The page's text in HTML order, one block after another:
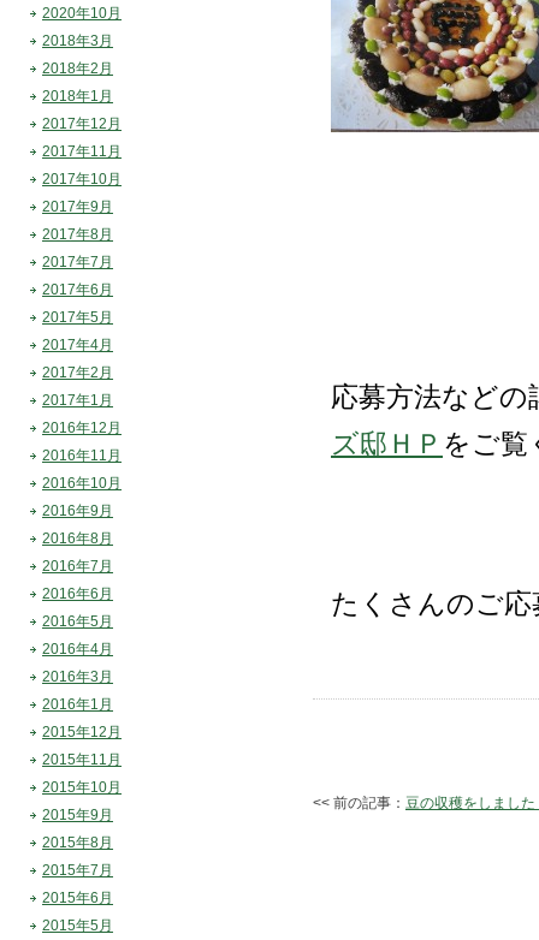
応募方法など
ズ邸ＨＰ をご覧
たくさんのご
<< 前の記事： 豆の収穫をしました
2020年10月
2018年3月
2018年2月
2018年1月
2017年12月
2017年11月
2017年10月
2017年9月
2017年8月
2017年7月
2017年6月
2017年5月
2017年4月
2017年2月
2017年1月
2016年12月
2016年11月
2016年10月
2016年9月
2016年8月
2016年7月
2016年6月
2016年5月
2016年4月
2016年3月
2016年1月
2015年12月
2015年11月
2015年10月
2015年9月
2015年8月
2015年7月
2015年6月
2015年5月